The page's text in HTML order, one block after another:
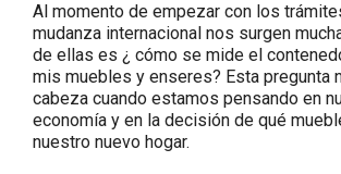
Al momento de empezar con los
mudanza internacional nos surgen
de ellas es ¿ cómo se mide el
mis muebles y enseres? Esta pregunta
cabeza cuando estamos pensando en
economía y en la decisión de qué
nuestro nuevo hogar.